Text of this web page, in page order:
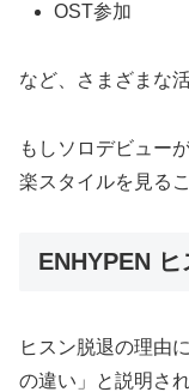
OST参加
など、さまざまな
もしソロデビュー
楽スタイルを見る
ENHYPEN
ヒスン脱退の理由
の違い」
と説明さ